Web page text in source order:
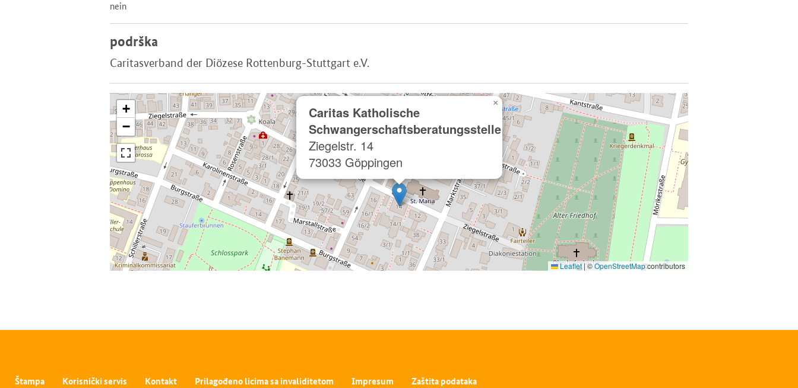
nein
podrška
Caritasverband der Diözese Rottenburg-Stuttgart e.V.
Caritas Katholische
Schwangerschaftsberatungsstelle
Ziegelstr. 14
73033 Göppingen
×
+
−
Leaflet|©OpenStreetMapcontributors
Štampa Korisnički servis Kontakt Prilagođeno licima sa invaliditetom Impresum Zaštita podataka